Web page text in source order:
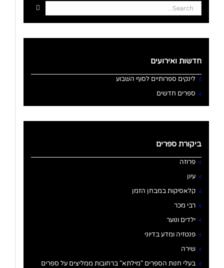
Search
for:
חדשות ואירועים
לינקים ספרותיים לסוף השבוע
ספרים חדשים
ביקורת ספרים
פרוזה
עיון
קלאסיקות במבחן הזמן
רבי מכר
ילדים ונוער
פנטזיה ומדע בדיוני
שירה
בעלי חנות הספרים "מילתא" ברחובות ממליצים על ספרים